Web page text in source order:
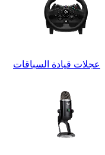
عجلات قيادة السباقات